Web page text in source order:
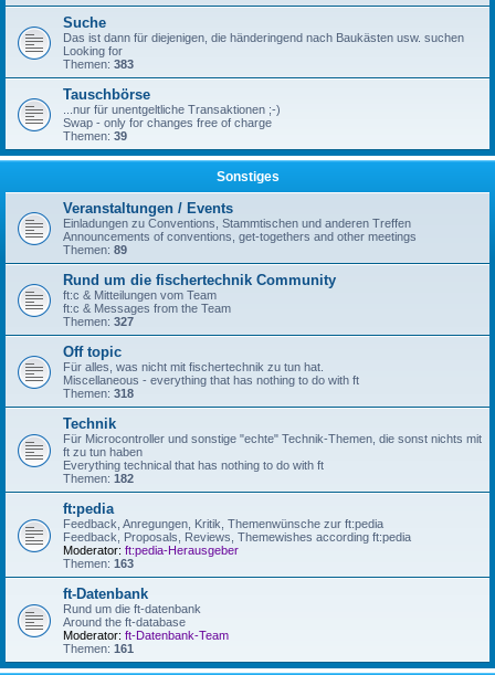
Suche
Das ist dann für diejenigen, die händeringend nach Baukästen usw. suchen
Looking for
Themen: 383
Tauschbörse
...nur für unentgeltliche Transaktionen ;-)
Swap - only for changes free of charge
Themen: 39
Sonstiges
Veranstaltungen / Events
Einladungen zu Conventions, Stammtischen und anderen Treffen
Announcements of conventions, get-togethers and other meetings
Themen: 89
Rund um die fischertechnik Community
ft:c & Mitteilungen vom Team
ft:c & Messages from the Team
Themen: 327
Off topic
Für alles, was nicht mit fischertechnik zu tun hat.
Miscellaneous - everything that has nothing to do with ft
Themen: 318
Technik
Für Microcontroller und sonstige "echte" Technik-Themen, die sonst nichts mit
ft zu tun haben
Everything technical that has nothing to do with ft
Themen: 182
ft:pedia
Feedback, Anregungen, Kritik, Themenwünsche zur ft:pedia
Feedback, Proposals, Reviews, Themewishes according ft:pedia
Moderator: ft:pedia-Herausgeber
Themen: 163
ft-Datenbank
Rund um die ft-datenbank
Around the ft-database
Moderator: ft-Datenbank-Team
Themen: 161